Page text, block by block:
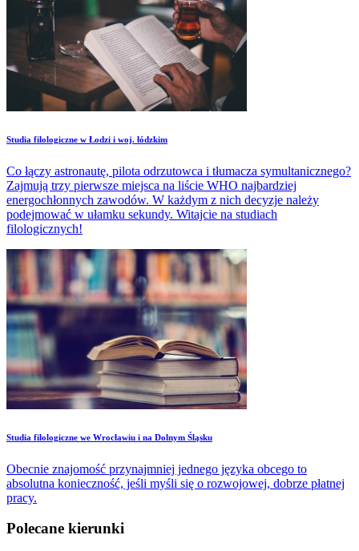
Studia filologiczne w Łodzi i woj. łódzkim
Co łączy astronautę, pilota odrzutowca i tłumacza symultanicznego?
Zajmują trzy pierwsze miejsca na liście WHO najbardziej
energochłonnych zawodów. W każdym z nich decyzje należy
podejmować w ułamku sekundy. Witajcie na studiach
filologicznych!
Studia filologiczne we Wrocławiu i na Dolnym Śląsku
Obecnie znajomość przynajmniej jednego języka obcego to
absolutna konieczność, jeśli myśli się o rozwojowej, dobrze płatnej
pracy.
Polecane kierunki